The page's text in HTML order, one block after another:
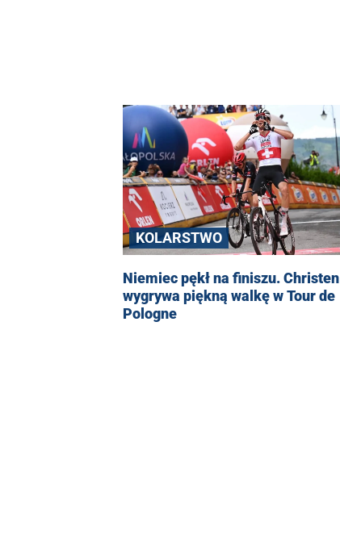
KOLARSTWO
Niemiec pękł na finiszu. Christen
wygrywa piękną walkę w Tour de
Pologne